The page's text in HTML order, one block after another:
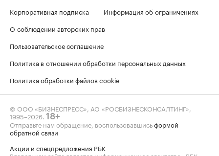
Корпоративная подписка
Информация об ограничениях
О соблюдении авторских прав
Пользовательское соглашение
Политика в отношении обработки персональных данных
Политика обработки файлов cookie
© ООО «БИЗНЕСПРЕСС», АО «РОСБИЗНЕСКОНСАЛТИНГ»,
1995–2026. 18+
Отправьте нам обращение, воспользовавшисьформой
обратной связи
Акции и спецпредложения РБК